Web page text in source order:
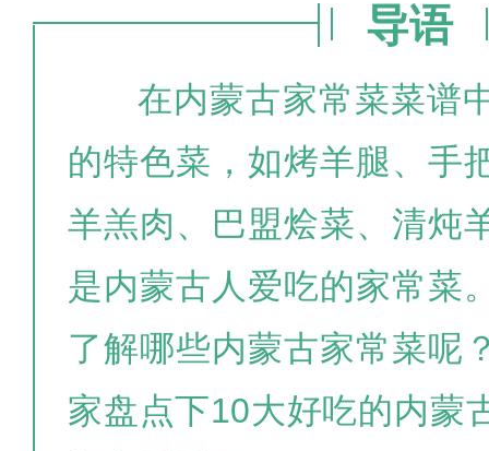
导语
在内蒙古家常菜菜谱
的特色菜，如烤羊腿、手
羊羔肉、巴盟烩菜、清炖
是内蒙古人爱吃的家常菜
了解哪些内蒙古家常菜呢
家盘点下10大好吃的内蒙